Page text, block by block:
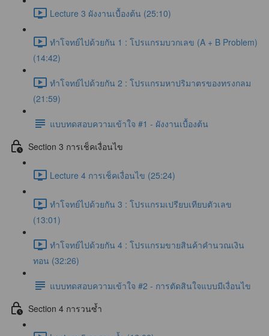
Lecture 3 ผังงานเบื้องต้น (25:10)
ทำโจทย์ไปด้วยกัน 1 : โปรแกรมบวกเลข (A + B Problem)
(14:42)
ทำโจทย์ไปด้วยกัน 2 : โปรแกรมหาปริมาตรของทรงกลม
(21:59)
แบบทดสอบความเข้าใจ #1 - ผังงานเบื้องต้น
Section 3 การเช็คเงื่อนไข
Lecture 4 การเช็คเงื่อนไข (25:24)
ทำโจทย์ไปด้วยกัน 3 : โปรแกรมเปรียบเทียบตัวเลข
(13:01)
ทำโจทย์ไปด้วยกัน 4 : โปรแกรมขายสินค้าคำนวณเงิน
ทอน (32:26)
แบบทดสอบความเข้าใจ #2 - การตัดสินใจแบบมีเงื่อนไข
Section 4 การวนซ้ำ